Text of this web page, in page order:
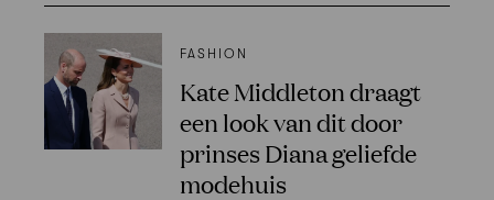
FASHION
Kate Middleton draagt
een look van dit door
prinses Diana geliefde
modehuis